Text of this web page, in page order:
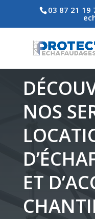
03 87 21 19
NOS
ET